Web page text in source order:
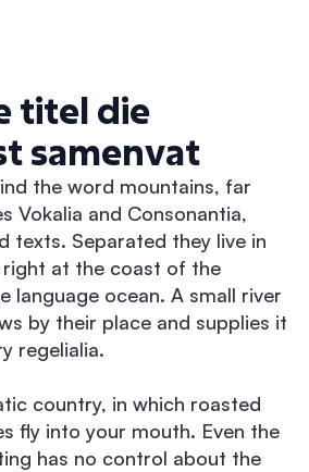
titel die
samenvat
the word mountains, far
Vokalia and Consonantia,
texts. Separated they live in
right at the coast of the
language ocean. A small river
by their place and supplies it
regelialia.
country, in which roasted
fly into your mouth. Even the
has no control about the